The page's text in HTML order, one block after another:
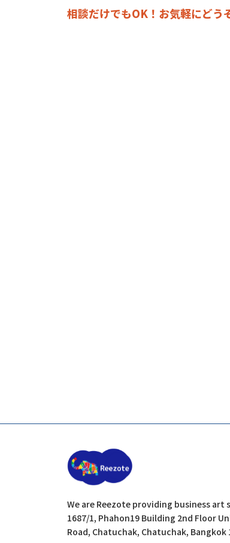
相談だけでもOK！お気軽にどう
We are Reezote providing business art
1687/1, Phahon19 Building 2nd Floor
Road, Chatuchak, Chatuchak, Bangkok